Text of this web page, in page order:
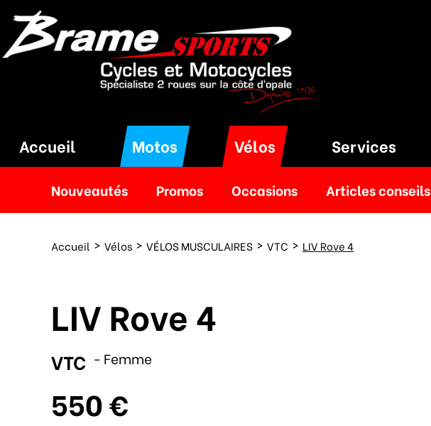
Accueil Motos Vélos Services
Nouveautés Promos Occasions Articles conseils
Accueil Vélos VÉLOS MUSCULAIRES VTC LIV Rove 4
LIV Rove 4
VTC - Femme
550 €